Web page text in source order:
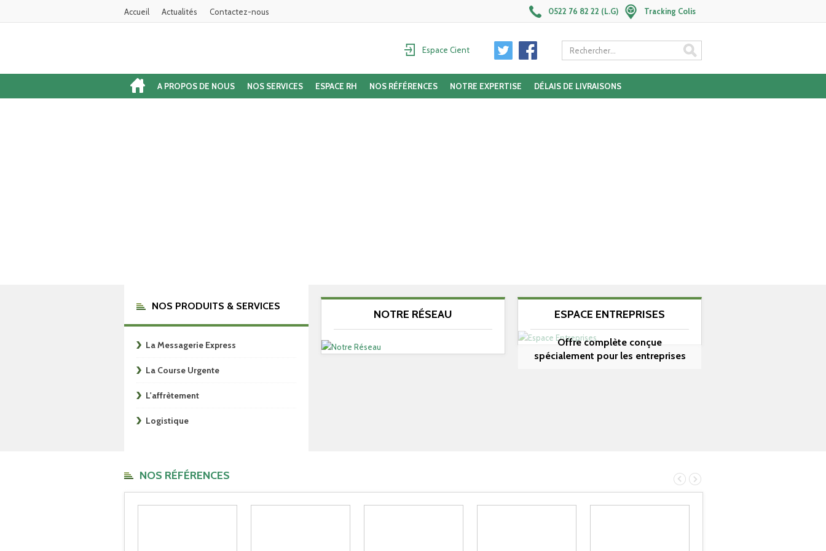
Accueil Actualités Contactez-nous 0522 76 82 22 (L.G) Tracking Colis
Espace Cient
A PROPOS DE NOUS NOS SERVICES ESPACE RH NOS RÉFÉRENCES NOTRE EXPERTISE DÉLAIS DE LIVRAISONS
NOS PRODUITS & SERVICES
La Messagerie Express
La Course Urgente
L'affrètement
Logistique
NOTRE RÉSEAU ESPACE ENTREPRISES
Offre complète conçue
spécialement pour les entreprises
NOS RÉFÉRENCES